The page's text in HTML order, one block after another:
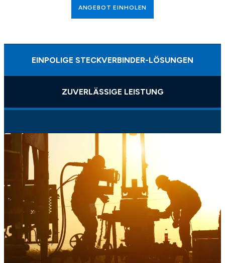
ANGEBOT EINHOLEN
EINPOLIGE STECKVERBINDER-LÖSUNGEN
ZUVERLÄSSIGE LEISTUNG